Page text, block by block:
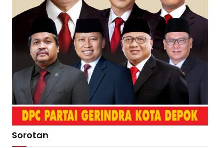
Sorotan